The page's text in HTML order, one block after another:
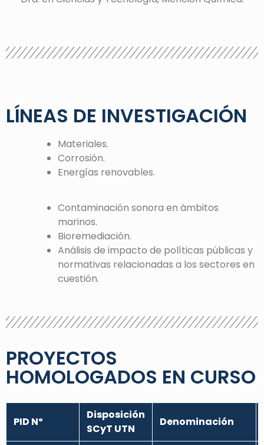
LÍNEAS DE INVESTIGACIÓN
Materiales.
Corrosión.
Energías renovables.
Contaminación sonora en ámbitos
marinos.
Bioremediación.
Análisis de impacto de políticas públicas y
normativas relacionadas a los sectores en
cuestión.
PROYECTOS
HOMOLOGADOS EN CURSO
PID Nº
Disposición
SCyT UTN
Denominación